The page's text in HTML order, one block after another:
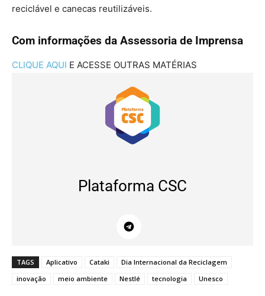
reciclável e canecas reutilizáveis.
Com informações da Assessoria de Imprensa
CLIQUE AQUI E ACESSE OUTRAS MATÉRIAS
Plataforma CSC
TAGS Aplicativo Cataki
Dia Internacional da Reciclagem
inovação
meio ambiente Nestlé tecnologia Unesco